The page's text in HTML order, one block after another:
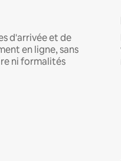
d'arrivée et de
en ligne, sans
ni formalités